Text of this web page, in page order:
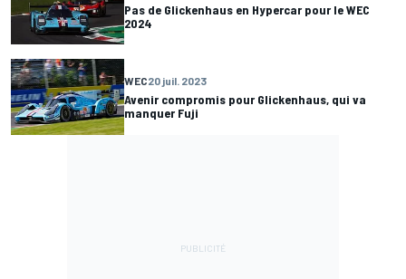
Pas de Glickenhaus en Hypercar pour le WEC
2024
WEC20 juil. 2023
Avenir compromis pour Glickenhaus, qui va
manquer Fuji